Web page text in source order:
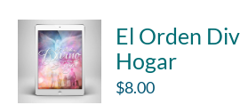
El Orden
Hogar
$8.00